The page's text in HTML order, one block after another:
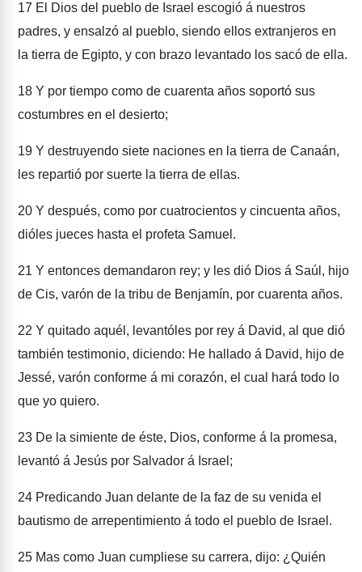
17 El Dios del pueblo de Israel escogió á nuestros
padres, y ensalzó al pueblo, siendo ellos extranjeros en
la tierra de Egipto, y con brazo levantado los sacó de ella.
18 Y por tiempo como de cuarenta años soportó sus
costumbres en el desierto;
19 Y destruyendo siete naciones en la tierra de Canaán,
les repartió por suerte la tierra de ellas.
20 Y después, como por cuatrocientos y cincuenta años,
dióles jueces hasta el profeta Samuel.
21 Y entonces demandaron rey; y les dió Dios á Saúl, hijo
de Cis, varón de la tribu de Benjamín, por cuarenta años.
22 Y quitado aquél, levantóles por rey á David, al que dió
también testimonio, diciendo: He hallado á David, hijo de
Jessé, varón conforme á mi corazón, el cual hará todo lo
que yo quiero.
23 De la simiente de éste, Dios, conforme á la promesa,
levantó á Jesús por Salvador á Israel;
24 Predicando Juan delante de la faz de su venida el
bautismo de arrepentimiento á todo el pueblo de Israel.
25 Mas como Juan cumpliese su carrera, dijo: ¿Quién